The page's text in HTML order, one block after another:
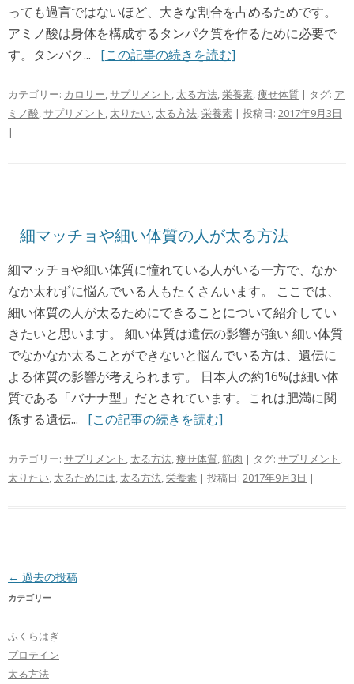
っても過言ではないほど、大きな割合を占めるためです。
アミノ酸は身体を構成するタンパク質を作るために必要で
す。タンパク... [この記事の続きを読む]
カテゴリー: カロリー サプリメント 太る方法 栄養素 痩せ体質 | タグ: ア
ミノ酸 サプリメント 太りたい 太る方法 栄養素 | 投稿日: 2017年9月3日
|
細マッチョや細い体質の人が太る方法
細マッチョや細い体質に憧れている人がいる一方で、なか
なか太れずに悩んでいる人もたくさんいます。 ここでは、
細い体質の人が太るためにできることについて紹介してい
きたいと思います。 細い体質は遺伝の影響が強い 細い体質
でなかなか太ることができないと悩んでいる方は、遺伝に
よる体質の影響が考えられます。 日本人の約16%は細い体
質である「バナナ型」だとされています。これは肥満に関
係する遺伝... [この記事の続きを読む]
カテゴリー: サプリメント 太る方法 痩せ体質 筋肉 | タグ: サプリメント
太りたい 太るためには 太る方法 栄養素 | 投稿日: 2017年9月3日 |
投稿ナビゲーション
← 過去の投稿
カテゴリー
ふくらはぎ
プロテイン
太る方法